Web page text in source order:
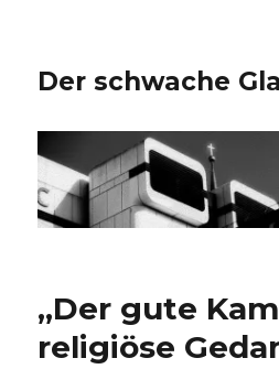
Der schwache
„Der gute
religiöse